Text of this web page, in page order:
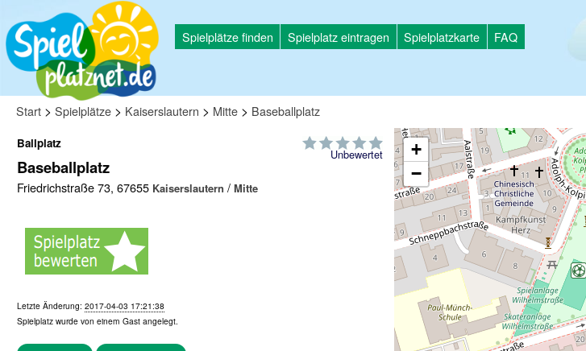
Spielplätze finden Spielplatz eintragen Spielplatzkarte FAQ
Start > Spielplätze > Kaiserslautern > Mitte > Baseballplatz
Unbewertet
Ballplatz
Baseballplatz
Friedrichstraße 73, 67655 Kaiserslautern / Mitte
Letzte Änderung: 2017-04-03 17:21:38
Spielplatz wurde von einem Gast angelegt.
+
−